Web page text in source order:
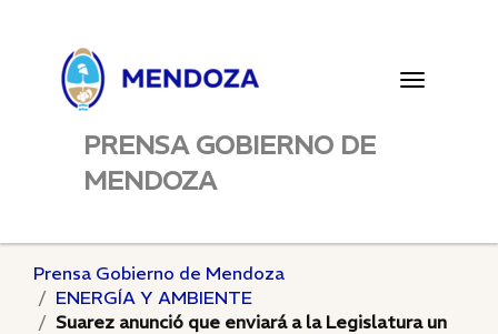
Toggle
PRENSA GOBIERNO DE
MENDOZA
Prensa Gobierno de Mendoza
ENERGÍA Y AMBIENTE
Suarez anunció que enviará a la Legislatura un